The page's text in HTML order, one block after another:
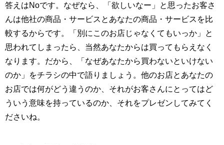
答えはNoです。なぜなら、「欲しいなー」と思ったお客さ
んは他社の商品・サービスとあなたの商品・サービスを比
較するからです。「別にこのお店じゃなくてもいっか」と
思われてしまったら、当然あなたからは買ってもらえなく
なります。だから、「なぜあなたから買わないといけない
のか」をチラシの中で語りましょう。他のお店とあなたの
お店では何がどう違うのか、それがお客さんにとってはど
ういう意味を持っているのか、それをプレゼンしてみてく
ださいね。